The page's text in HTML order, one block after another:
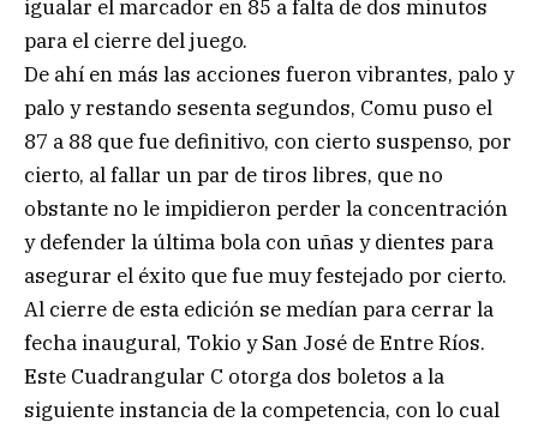
igualar el marcador en 85 a falta de dos minutos
para el cierre del juego.
De ahí en más las acciones fueron vibrantes, palo y
palo y restando sesenta segundos, Comu puso el
87 a 88 que fue definitivo, con cierto suspenso, por
cierto, al fallar un par de tiros libres, que no
obstante no le impidieron perder la concentración
y defender la última bola con uñas y dientes para
asegurar el éxito que fue muy festejado por cierto.
Al cierre de esta edición se medían para cerrar la
fecha inaugural, Tokio y San José de Entre Ríos.
Este Cuadrangular C otorga dos boletos a la
siguiente instancia de la competencia, con lo cual